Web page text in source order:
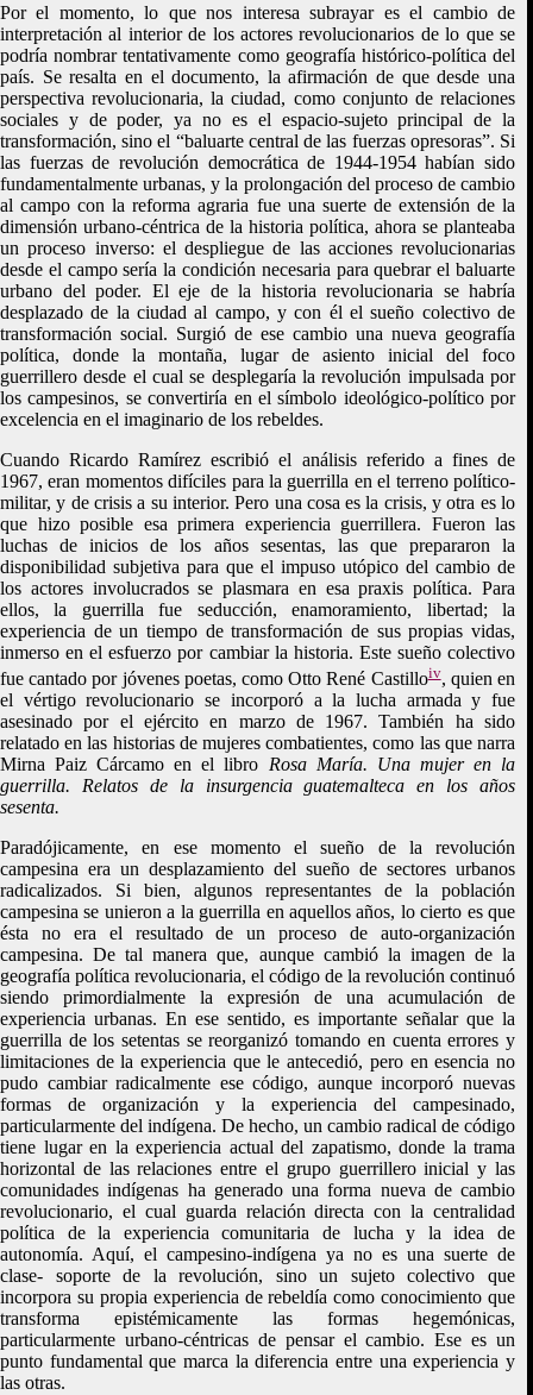
Por el momento, lo que nos interesa subrayar es el cambio de
interpretación al interior de los actores revolucionarios de lo que se
podría nombrar tentativamente como geografía histórico-política del
país. Se resalta en el documento, la afirmación de que desde una
perspectiva revolucionaria, la ciudad, como conjunto de relaciones
sociales y de poder, ya no es el espacio-sujeto principal de la
transformación, sino el “baluarte central de las fuerzas opresoras”. Si
las fuerzas de revolución democrática de 1944-1954 habían sido
fundamentalmente urbanas, y la prolongación del proceso de cambio
al campo con la reforma agraria fue una suerte de extensión de la
dimensión urbano-céntrica de la historia política, ahora se planteaba
un proceso inverso: el despliegue de las acciones revolucionarias
desde el campo sería la condición necesaria para quebrar el baluarte
urbano del poder. El eje de la historia revolucionaria se habría
desplazado de la ciudad al campo, y con él el sueño colectivo de
transformación social. Surgió de ese cambio una nueva geografía
política, donde la montaña, lugar de asiento inicial del foco
guerrillero desde el cual se desplegaría la revolución impulsada por
los campesinos, se convertiría en el símbolo ideológico-político por
excelencia en el imaginario de los rebeldes.
Cuando Ricardo Ramírez escribió el análisis referido a fines de
1967, eran momentos difíciles para la guerrilla en el terreno político-
militar, y de crisis a su interior. Pero una cosa es la crisis, y otra es lo
que hizo posible esa primera experiencia guerrillera. Fueron las
luchas de inicios de los años sesentas, las que prepararon la
disponibilidad subjetiva para que el impuso utópico del cambio de
los actores involucrados se plasmara en esa praxis política. Para
ellos, la guerrilla fue seducción, enamoramiento, libertad; la
experiencia de un tiempo de transformación de sus propias vidas,
inmerso en el esfuerzo por cambiar la historia. Este sueño colectivo
fue cantado por jóvenes poetas, como Otto René Castilloiv, quien en
el vértigo revolucionario se incorporó a la lucha armada y fue
asesinado por el ejército en marzo de 1967. También ha sido
relatado en las historias de mujeres combatientes, como las que narra
Mirna Paiz Cárcamo en el libro Rosa María. Una mujer en la
guerrilla. Relatos de la insurgencia guatemalteca en los años
sesenta.
Paradójicamente, en ese momento el sueño de la revolución
campesina era un desplazamiento del sueño de sectores urbanos
radicalizados. Si bien, algunos representantes de la población
campesina se unieron a la guerrilla en aquellos años, lo cierto es que
ésta no era el resultado de un proceso de auto-organización
campesina. De tal manera que, aunque cambió la imagen de la
geografía política revolucionaria, el código de la revolución continuó
siendo primordialmente la expresión de una acumulación de
experiencia urbanas. En ese sentido, es importante señalar que la
guerrilla de los setentas se reorganizó tomando en cuenta errores y
limitaciones de la experiencia que le antecedió, pero en esencia no
pudo cambiar radicalmente ese código, aunque incorporó nuevas
formas de organización y la experiencia del campesinado,
particularmente del indígena. De hecho, un cambio radical de código
tiene lugar en la experiencia actual del zapatismo, donde la trama
horizontal de las relaciones entre el grupo guerrillero inicial y las
comunidades indígenas ha generado una forma nueva de cambio
revolucionario, el cual guarda relación directa con la centralidad
política de la experiencia comunitaria de lucha y la idea de
autonomía. Aquí, el campesino-indígena ya no es una suerte de
clase- soporte de la revolución, sino un sujeto colectivo que
incorpora su propia experiencia de rebeldía como conocimiento que
transforma epistémicamente las formas hegemónicas,
particularmente urbano-céntricas de pensar el cambio. Ese es un
punto fundamental que marca la diferencia entre una experiencia y
las otras.